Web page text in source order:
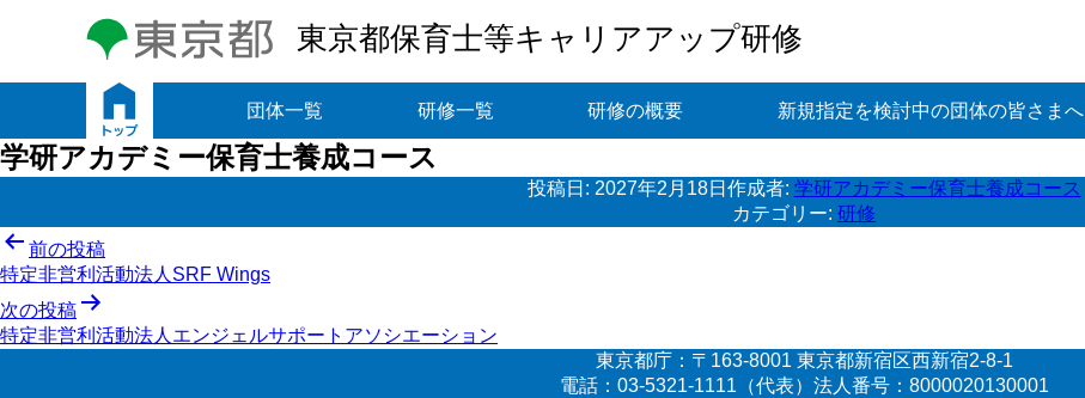
東京都保育士等キャリアアップ研修
団体一覧 研修一覧 研修の概要 新規指定を検討中の団体の皆さまへ
学研アカデミー保育士養成コース
投稿日: 2027年2月18日 作成者: 学研アカデミー保育士養成コース
カテゴリー: 研修
投
稿
ナ
ビ
前の投稿
特定非営利活動法人SRF Wings
次の投稿
特定非営利活動法人エンジェルサポートアソシエーション
東京都庁：〒163-8001 東京都新宿区西新宿2-8-1
電話：03-5321-1111（代表）法人番号：8000020130001